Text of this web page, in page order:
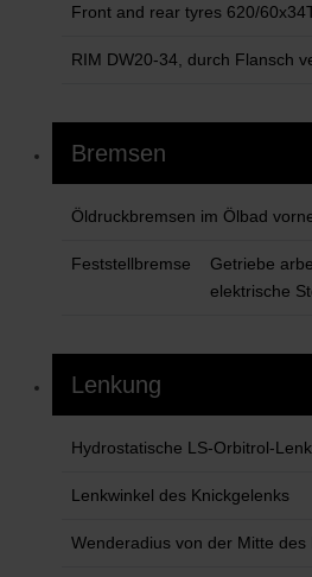
Front and rear tyres 620/
RIM DW20-34, durch Flansch
Bremsen
Öldruckbremsen im Ölbad
Feststellbremse
Getriebe
elektrische
Lenkung
Hydrostatische LS-Orbitrol-
Lenkwinkel des Knickgelenks
Wenderadius von der Mitte des